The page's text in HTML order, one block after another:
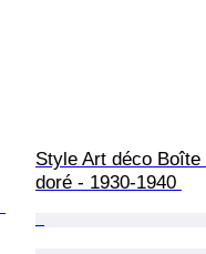
Style Art déco
doré - 1930-1940